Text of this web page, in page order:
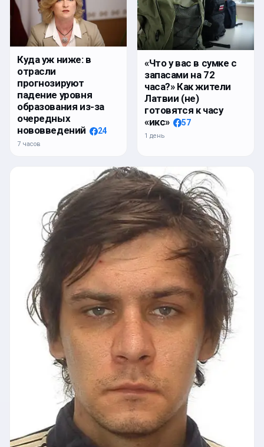
Куда уж ниже: в
отрасли
прогнозируют
падение уровня
образования из-за
очередных
нововведений
24
7 часов
«Что у вас в сумке с
запасами на 72
часа?» Как жители
Латвии (не)
готовятся к часу
«икс»
57
1 день